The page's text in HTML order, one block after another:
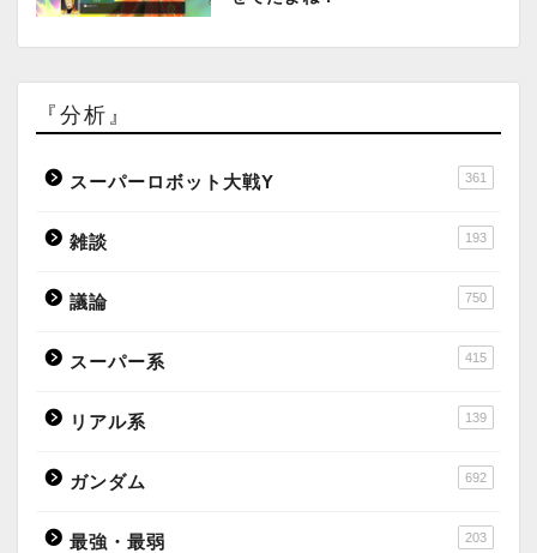
『分析』
スーパーロボット大戦Y 361
雑談 193
議論 750
スーパー系 415
リアル系 139
ガンダム 692
最強・最弱 203